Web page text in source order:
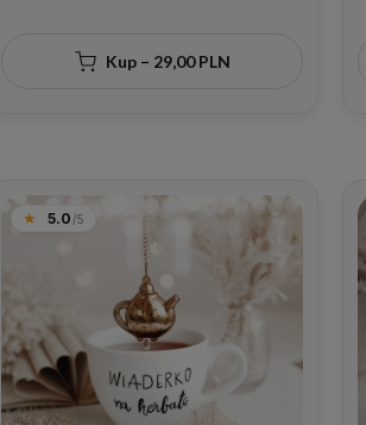
Walentynki
Kup – 29,00 PLN
5.0